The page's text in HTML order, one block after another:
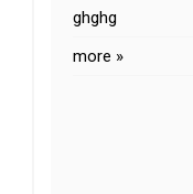
ghghg
more »